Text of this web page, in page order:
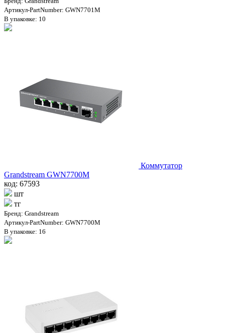
Артикул-PartNumber: GWN7701M
В упаковке: 10
Коммутатор
Grandstream GWN7700M
код: 67593
шт
тг
Бренд: Grandstream
Артикул-PartNumber: GWN7700M
В упаковке: 16